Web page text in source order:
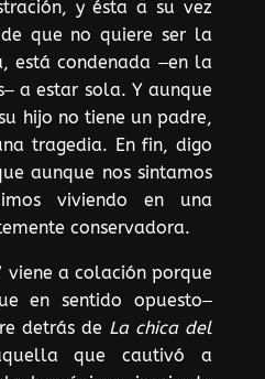
y ésta a su vez
que no quiere ser la
está condenada ‒en la
a estar sola. Y aunque
hijo no tiene un padre,
tragedia. En fin, digo
aunque nos sintamos
viviendo en una
conservadora.
viene a colación porque
en sentido opuesto‒
detrás de La chica del
que cautivó a